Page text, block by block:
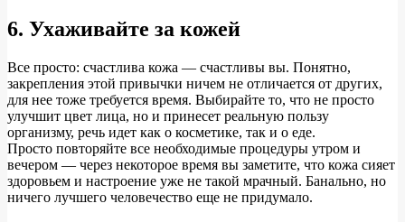
6. Ухаживайте за кожей
Все просто: счастлива кожа — счастливы вы. Понятно,
закрепления этой привычки ничем не отличается от других,
для нее тоже требуется время. Выбирайте то, что не просто
улучшит цвет лица, но и принесет реальную пользу
организму, речь идет как о косметике, так и о еде.
Просто повторяйте все необходимые процедуры утром и
вечером — через некоторое время вы заметите, что кожа сияет
здоровьем и настроение уже не такой мрачный. Банально, но
ничего лучшего человечество еще не придумало.